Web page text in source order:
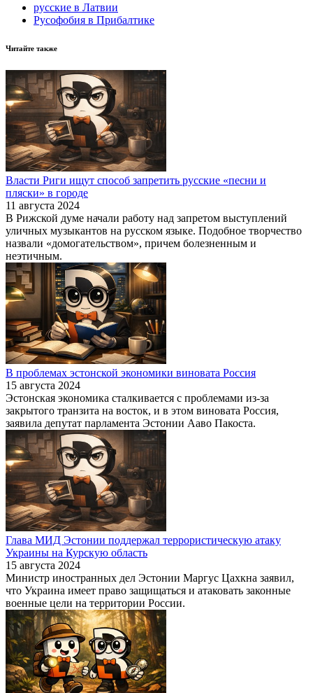
русские в Латвии
Русофобия в Прибалтике
Читайте также
Власти Риги ищут способ запретить русские «песни и
пляски» в городе
11 августа 2024
В Рижской думе начали работу над запретом выступлений
уличных музыкантов на русском языке. Подобное творчество
назвали «домогательством», причем болезненным и
неэтичным.
В проблемах эстонской экономики виновата Россия
15 августа 2024
Эстонская экономика сталкивается с проблемами из-за
закрытого транзита на восток, и в этом виновата Россия,
заявила депутат парламента Эстонии Ааво Пакоста.
Глава МИД Эстонии поддержал террористическую атаку
Украины на Курскую область
15 августа 2024
Министр иностранных дел Эстонии Маргус Цахкна заявил,
что Украина имеет право защищаться и атаковать законные
военные цели на территории России.